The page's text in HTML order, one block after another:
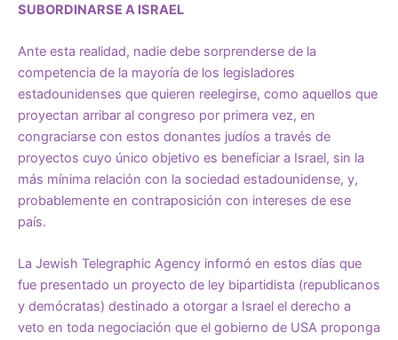
SUBORDINARSE A ISRAEL
Ante esta realidad, nadie debe sorprenderse de la
competencia de la mayoría de los legisladores
estadounidenses que quieren reelegirse, como aquellos que
proyectan arribar al congreso por primera vez, en
congraciarse con estos donantes judíos a través de
proyectos cuyo único objetivo es beneficiar a Israel, sin la
más mínima relación con la sociedad estadounidense, y,
probablemente en contraposición con intereses de ese
país.
La Jewish Telegraphic Agency informó en estos días que
fue presentado un proyecto de ley bipartidista (republicanos
y demócratas) destinado a otorgar a Israel el derecho a
veto en toda negociación que el gobierno de USA proponga